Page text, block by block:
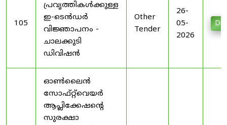
105
പ്രവൃത്തികൾക്കുള്ള
ഇ-ടെൻഡർ
വിജ്ഞാപനം -
ചാലക്കുടി
ഡിവിഷൻ
Other
Tender
26-
05-
2026
ഓൺലൈൻ
സോഫ്റ്റ്‌വെയർ
ആപ്ലിക്കേഷന്റെ
സുരക്ഷാ